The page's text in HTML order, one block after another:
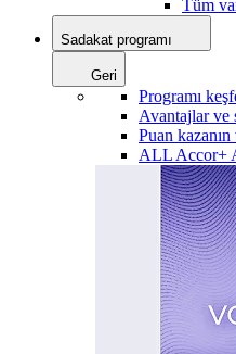
Tüm
Sadakat programı
Geri
Programı
Avantajlar ve
Puan
ALL Accor+